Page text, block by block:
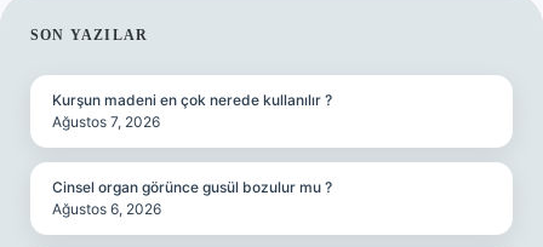
SIDEBAR
SON YAZILAR
Kurşun madeni en çok nerede kullanılır ?
Ağustos 7, 2026
Cinsel organ görünce gusül bozulur mu ?
Ağustos 6, 2026